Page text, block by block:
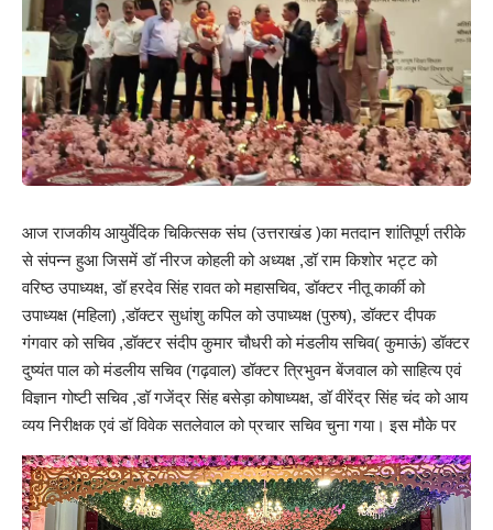
आज राजकीय आयुर्वेदिक चिकित्सक संघ (उत्तराखंड )का मतदान शांतिपूर्ण तरीके
से संपन्न हुआ जिसमें डॉ नीरज कोहली को अध्यक्ष ,डॉ राम किशोर भट्ट को
वरिष्ठ उपाध्यक्ष, डॉ हरदेव सिंह रावत को महासचिव, डॉक्टर नीतू कार्की को
उपाध्यक्ष (महिला) ,डॉक्टर सुधांशु कपिल को उपाध्यक्ष (पुरुष), डॉक्टर दीपक
गंगवार को सचिव ,डॉक्टर संदीप कुमार चौधरी को मंडलीय सचिव( कुमाऊं) डॉक्टर
दुष्यंत पाल को मंडलीय सचिव (गढ़वाल) डॉक्टर त्रिभुवन बेंजवाल को साहित्य एवं
विज्ञान गोष्टी सचिव ,डॉ गजेंद्र सिंह बसेड़ा कोषाध्यक्ष, डॉ वीरेंद्र सिंह चंद को आय
व्यय निरीक्षक एवं डॉ विवेक सतलेवाल को प्रचार सचिव चुना गया।इस मौके पर